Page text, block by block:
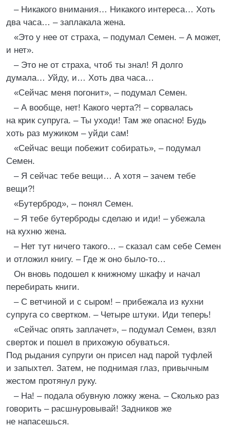
– Никакого внимания… Никакого интереса… Хоть
два часа… – заплакала жена.
«Это у нее от страха, – подумал Семен. – А может,
и нет».
– Это не от страха, чтоб ты знал! Я долго
думала… Уйду, и… Хоть два часа…
«Сейчас меня погонит», – подумал Семен.
– А вообще, нет! Какого черта?! – сорвалась
на крик супруга. – Ты уходи! Там же опасно! Будь
хоть раз мужиком – уйди сам!
«Сейчас вещи побежит собирать», – подумал
Семен.
– Я сейчас тебе вещи… А хотя – зачем тебе
вещи?!
«Бутерброд», – понял Семен.
– Я тебе бутерброды сделаю и иди! – убежала
на кухню жена.
– Нет тут ничего такого… – сказал сам себе Семен
и отложил книгу. – Где ж оно было-то…
Он вновь подошел к книжному шкафу и начал
перебирать книги.
– С ветчиной и с сыром! – прибежала из кухни
супруга со свертком. – Четыре штуки. Иди теперь!
«Сейчас опять заплачет», – подумал Семен, взял
сверток и пошел в прихожую обуваться.
Под рыдания супруги он присел над парой туфлей
и запыхтел. Затем, не поднимая глаз, привычным
жестом протянул руку.
– На! – подала обувную ложку жена. – Сколько раз
говорить – расшнуровывай! Задников же
не напасешься.